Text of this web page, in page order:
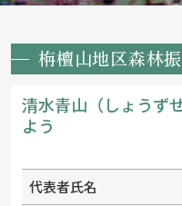
申請・報
栴檀山地区森林
清水青山（しょうず
よう
代表者氏名